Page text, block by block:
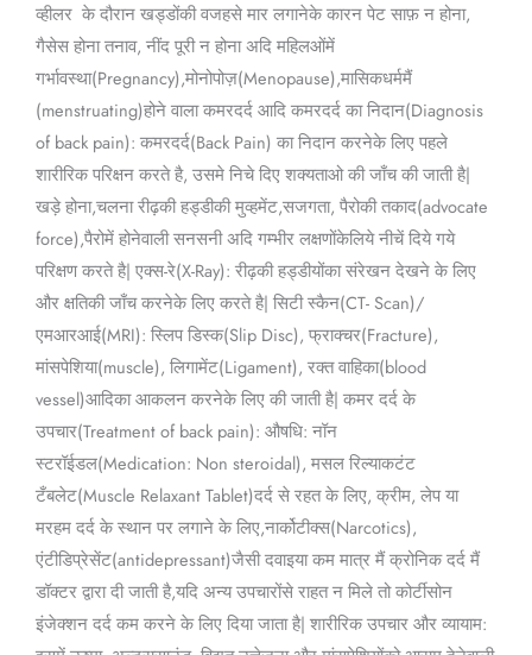
व्हीलर के दौरान खड्डोंकी वजहसे मार लगानेके कारन पेट साफ़ न होना,
गैसेस होना तनाव, नींद पूरी न होना अदि महिलओंमें
गर्भावस्था(Pregnancy),मोनोपोज़(Menopause),मासिकधर्ममैं
(menstruating)होने वाला कमरदर्द आदि कमरदर्द का निदान(Diagnosis
of back pain): कमरदर्द(Back Pain) का निदान करनेके लिए पहले
शारीरिक परिक्षन करते है, उसमे निचे दिए शक्यताओ की जाँच की जाती है|
खड़े होना,चलना रीढ़की हड्डीकी मुव्हमेंट,सजगता, पैरोकी तकाद(advocate
force),पैरोमें होनेवाली सनसनी अदि गम्भीर लक्षणोंकेलिये नीचें दिये गये
परिक्षण करते है| एक्स-रे(X-Ray): रीढ़की हड्डीयोंका संरेखन देखने के लिए
और क्षतिकी जाँच करनेके लिए करते है| सिटी स्कैन(CT- Scan)/
एमआरआई(MRI): स्लिप डिस्क(Slip Disc), फ्राक्चर(Fracture),
मांसपेशिया(muscle), लिगामेंट(Ligament), रक्त वाहिका(blood
vessel)आदिका आकलन करनेके लिए की जाती है| कमर दर्द के
उपचार(Treatment of back pain): औषधि: नॉन
स्टरॉईडल(Medication: Non steroidal), मसल रिल्याकटंट
टँबलेट(Muscle Relaxant Tablet)दर्द से रहत के लिए, क्रीम, लेप या
मरहम दर्द के स्थान पर लगाने के लिए,नार्कोटीक्स(Narcotics),
एंटीडिप्रेसेंट(antidepressant)जैसी दवाइया कम मात्र मैं क्रोनिक दर्द मैं
डॉक्टर द्वारा दी जाती है,यदि अन्य उपचारोंसे राहत न मिले तो कोर्टीसोन
इंजेक्शन दर्द कम करने के लिए दिया जाता है| शारीरिक उपचार और व्यायाम: